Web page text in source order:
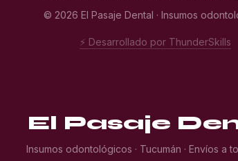
© 2026 El Pasaje Dental · Insumos
⚡ Desarrollado por ThunderSkills
El Pasaje
Insumos odontológicos · Tucumán · Envíos a